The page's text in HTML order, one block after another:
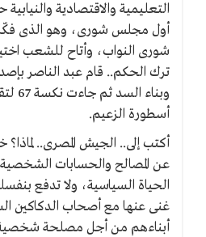
التعليمية والاقتصادية
أول مجلس شورى، وهو الذى
شورى النواب، وأتاح للشعب
ترك الحكم.. قام عبد الناصر
أسطورة الزعيم.
أكتب إلى.. الجيش المصرى..
عن المصالح والحسابات
الحياة السياسية، ولا تدفع
غنى عنها مع أصحاب الدكاكين
أبناءهم من أجل مصلحة